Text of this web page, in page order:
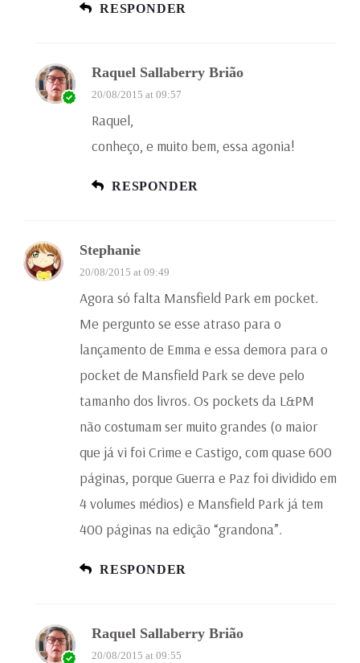
RESPONDER
Raquel Sallaberry Brião
20/08/2015 at 09:57
Raquel,
conheço, e muito bem, essa agonia!
RESPONDER
Stephanie
20/08/2015 at 09:49
Agora só falta Mansfield Park em pocket.
Me pergunto se esse atraso para o
lançamento de Emma e essa demora para o
pocket de Mansfield Park se deve pelo
tamanho dos livros. Os pockets da L&PM
não costumam ser muito grandes (o maior
que já vi foi Crime e Castigo, com quase 600
páginas, porque Guerra e Paz foi dividido em
4 volumes médios) e Mansfield Park já tem
400 páginas na edição “grandona”.
RESPONDER
Raquel Sallaberry Brião
20/08/2015 at 09:55